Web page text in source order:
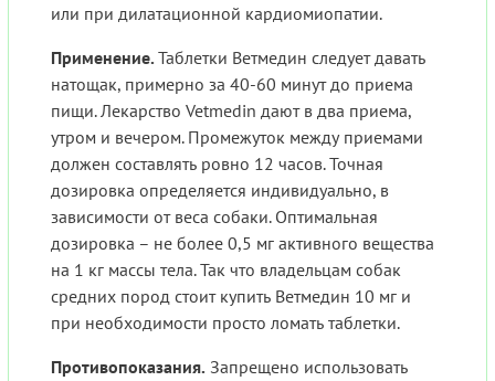
или при дилатационной кардиомиопатии.
Применение. Таблетки Ветмедин следует давать
натощак, примерно за 40-60 минут до приема
пищи. Лекарство Vetmedin дают в два приема,
утром и вечером. Промежуток между приемами
должен составлять ровно 12 часов. Точная
дозировка определяется индивидуально, в
зависимости от веса собаки. Оптимальная
дозировка – не более 0,5 мг активного вещества
на 1 кг массы тела. Так что владельцам собак
средних пород стоит купить Ветмедин 10 мг и
при необходимости просто ломать таблетки.
Противопоказания. Запрещено использовать